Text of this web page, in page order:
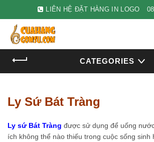
LIÊN HỆ ĐẶT HÀNG IN LOGO
CATEGORIES
Ly Sứ Bát Tràng
Ly sứ Bát Tràng được sử dụng để uống
ích không thể nào thiếu trong cuộc sống sinh